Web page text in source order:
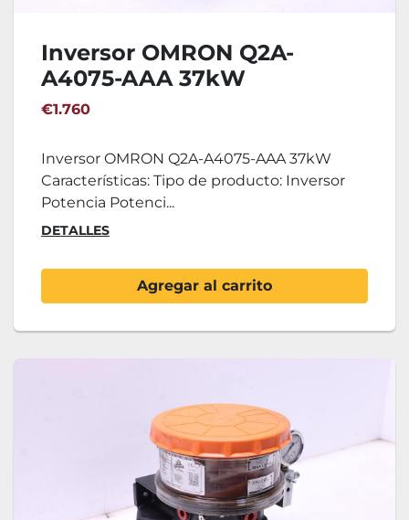
Inversor OMRON Q2A-
A4075-AAA 37kW
€1.760
Inversor OMRON Q2A-A4075-AAA 37kW
Características: Tipo de producto: Inversor
Potencia Potenci...
DETALLES
Agregar al carrito